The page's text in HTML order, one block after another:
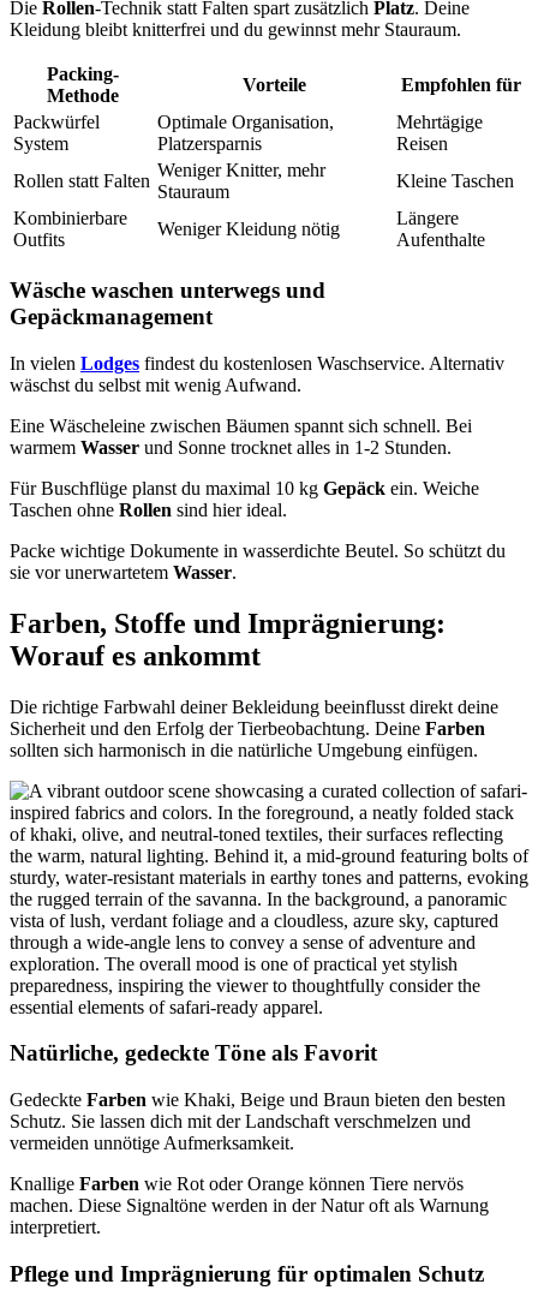
Die Rollen-Technik statt Falten spart zusätzlich Platz. Deine
Kleidung bleibt knitterfrei und du gewinnst mehr Stauraum.
Packing-
Methode
Vorteile
Empfohlen für
Packwürfel
System
Optimale Organisation,
Platzersparnis
Mehrtägige
Reisen
Rollen statt Falten
Weniger Knitter, mehr
Stauraum
Kleine Taschen
Kombinierbare
Outfits
Weniger Kleidung nötig
Längere
Aufenthalte
Wäsche waschen unterwegs und
Gepäckmanagement
In vielen Lodges findest du kostenlosen Waschservice. Alternativ
wäschst du selbst mit wenig Aufwand.
Eine Wäscheleine zwischen Bäumen spannt sich schnell. Bei
warmem Wasser und Sonne trocknet alles in 1-2 Stunden.
Für Buschflüge planst du maximal 10 kg Gepäck ein. Weiche
Taschen ohne Rollen sind hier ideal.
Packe wichtige Dokumente in wasserdichte Beutel. So schützt du
sie vor unerwartetem Wasser.
Farben, Stoffe und Imprägnierung:
Worauf es ankommt
Die richtige Farbwahl deiner Bekleidung beeinflusst direkt deine
Sicherheit und den Erfolg der Tierbeobachtung. Deine Farben
sollten sich harmonisch in die natürliche Umgebung einfügen.
Natürliche, gedeckte Töne als Favorit
Gedeckte Farben wie Khaki, Beige und Braun bieten den besten
Schutz. Sie lassen dich mit der Landschaft verschmelzen und
vermeiden unnötige Aufmerksamkeit.
Knallige Farben wie Rot oder Orange können Tiere nervös
machen. Diese Signaltöne werden in der Natur oft als Warnung
interpretiert.
Pflege und Imprägnierung für optimalen Schutz